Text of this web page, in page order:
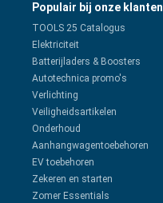
Populair bij onze klanten
TOOLS 25 Catalogus
Elektriciteit
Batterijladers & Boosters
Autotechnica promo's
Verlichting
Veiligheidsartikelen
Onderhoud
Aanhangwagentoebehoren
EV toebehoren
Zekeren en starten
Zomer Essentials